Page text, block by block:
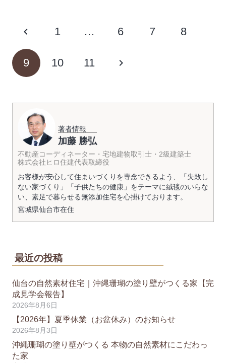
1 … 6 7 8
9 10 11
著者情報
加藤 勝弘
不動産コーディネーター・宅地建物取引士・2級建築士
株式会社ヒロ住建代表取締役
お客様が安心して住まいづくりを専念できるよう、「失敗し
ない家づくり」「子供たちの健康」をテーマに絨毯のいらな
い、素足で暮らせる無添加住宅を心掛けております。
宮城県仙台市在住
最近の投稿
仙台の自然素材住宅｜沖縄珊瑚の塗り壁がつくる家【完
成見学会報告】
2026年8月6日
【2026年】夏季休業（お盆休み）のお知らせ
2026年8月3日
沖縄珊瑚の塗り壁がつくる 本物の自然素材にこだわっ
た家